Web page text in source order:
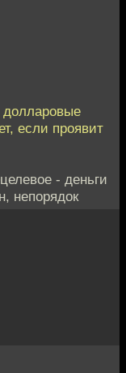
если проявит
- деньги
непорядок